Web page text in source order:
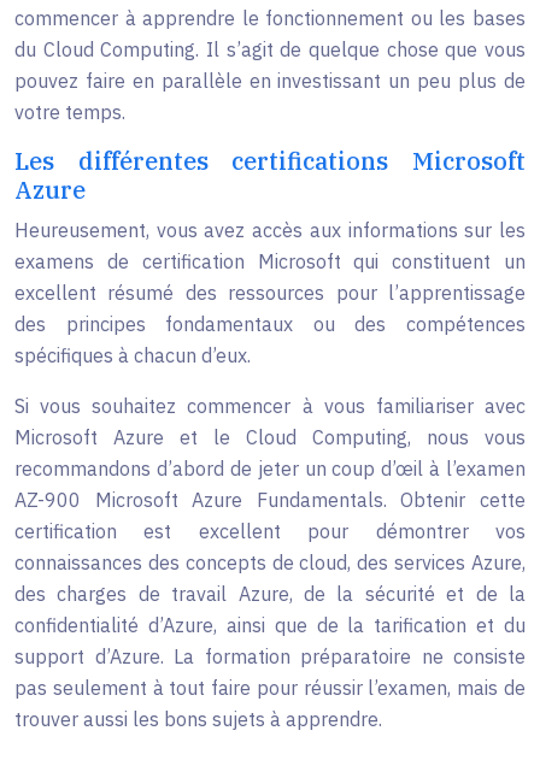
commencer à apprendre le fonctionnement ou les bases
du Cloud Computing. Il s’agit de quelque chose que vous
pouvez faire en parallèle en investissant un peu plus de
votre temps.
Les différentes certifications Microsoft
Azure
Heureusement, vous avez accès aux informations sur les
examens de certification Microsoft qui constituent un
excellent résumé des ressources pour l’apprentissage
des principes fondamentaux ou des compétences
spécifiques à chacun d’eux.
Si vous souhaitez commencer à vous familiariser avec
Microsoft Azure et le Cloud Computing, nous vous
recommandons d’abord de jeter un coup d’œil à l’examen
AZ-900 Microsoft Azure Fundamentals. Obtenir cette
certification est excellent pour démontrer vos
connaissances des concepts de cloud, des services Azure,
des charges de travail Azure, de la sécurité et de la
confidentialité d’Azure, ainsi que de la tarification et du
support d’Azure. La formation préparatoire ne consiste
pas seulement à tout faire pour réussir l’examen, mais de
trouver aussi les bons sujets à apprendre.